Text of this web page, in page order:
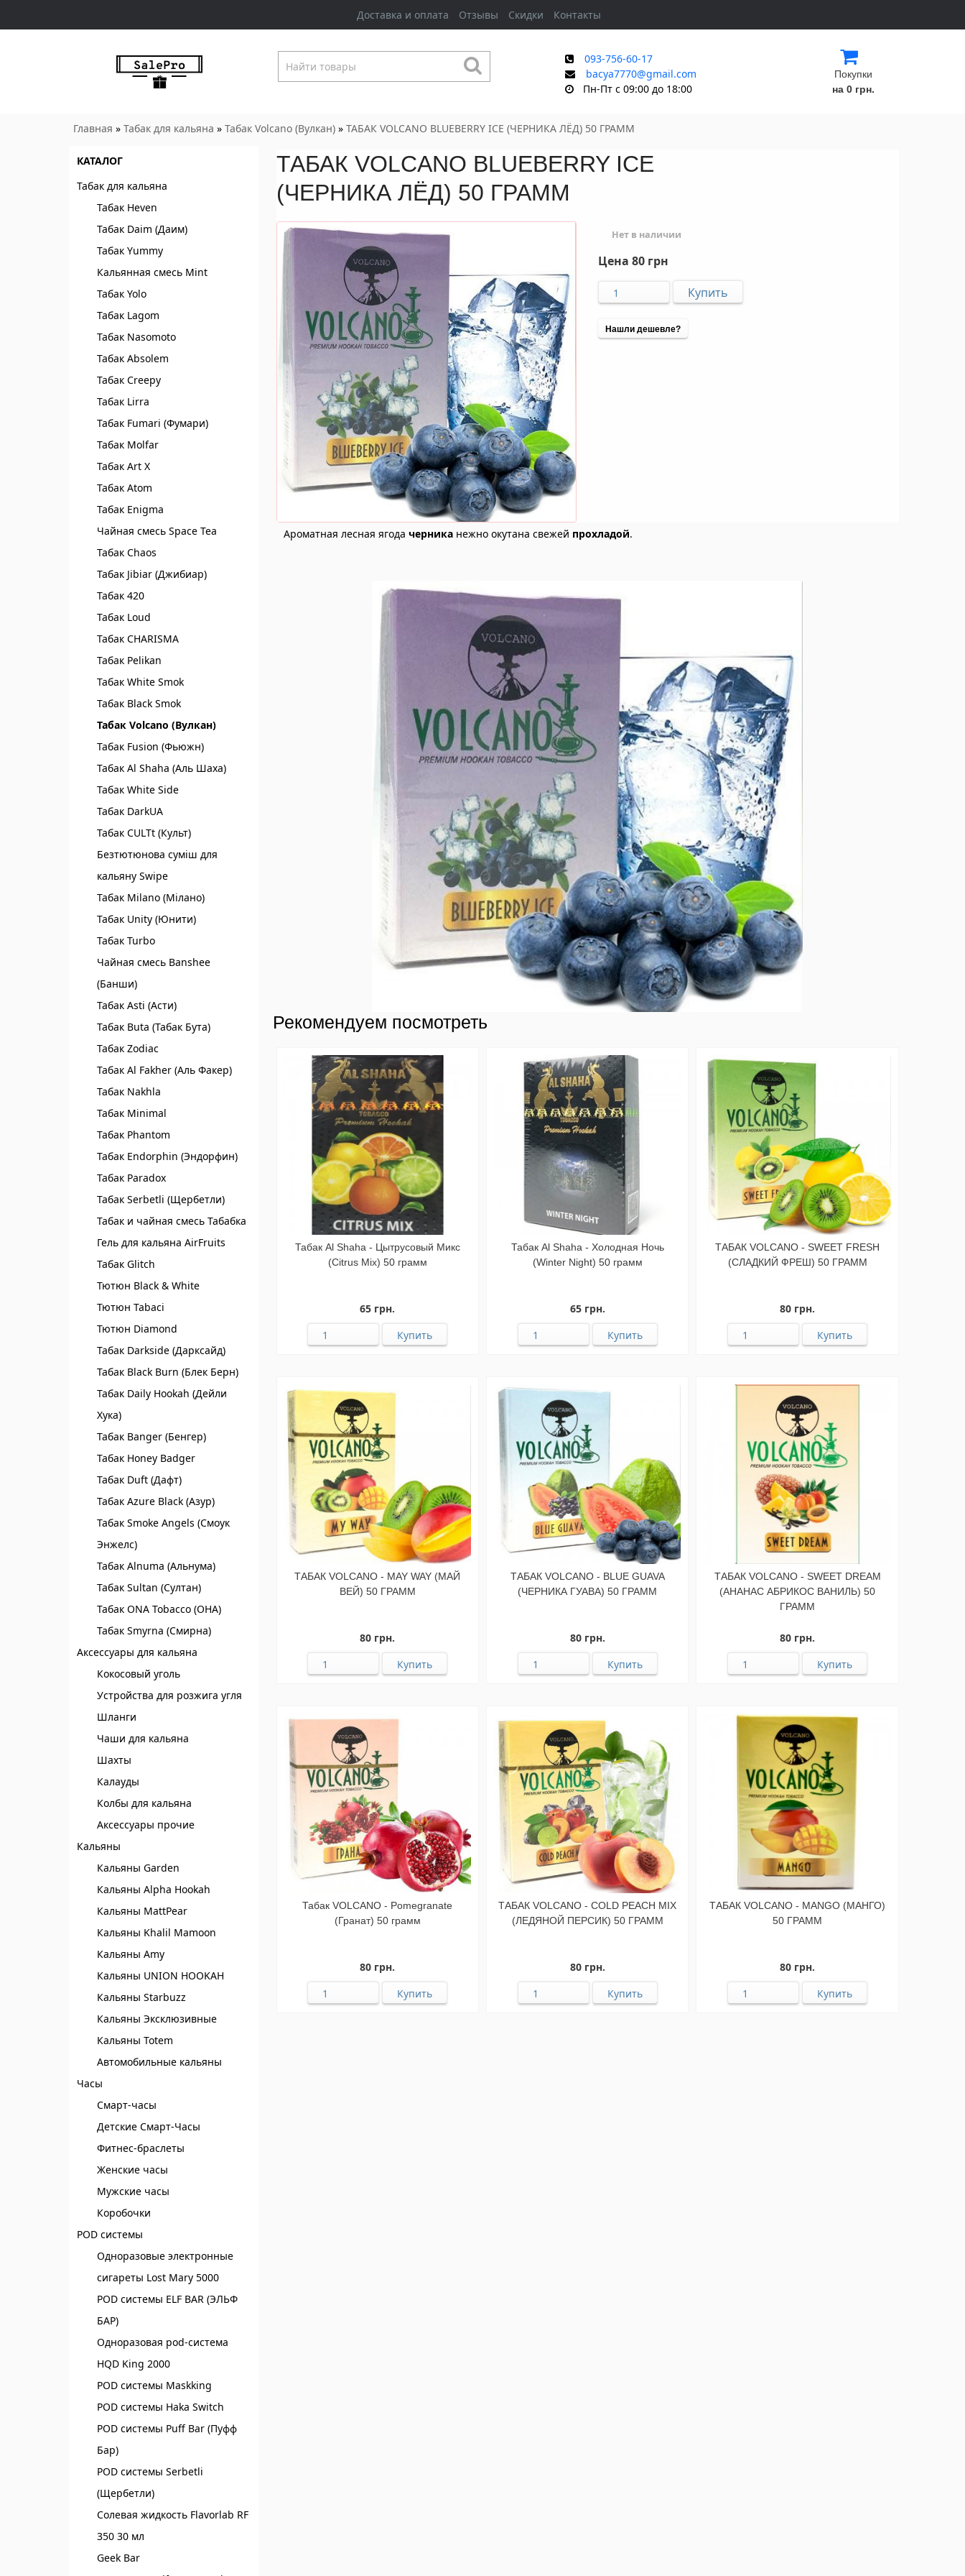
Доставка и оплата Отзывы Скидки Контакты
093-756-60-17
bacya7770@gmail.com
Пн-Пт с 09:00 до 18:00
Покупки
на 0 грн.
Главная » Табак для кальяна » Табак Volcano (Вулкан) » ТАБАК VOLCANO BLUEBERRY ICE (ЧЕРНИКА ЛЁД) 50 ГРАММ
КАТАЛОГ
Табак для кальяна
Табак Heven
Табак Daim (Даим)
Табак Yummy
Кальянная смесь Mint
Табак Yolo
Табак Lagom
Табак Nasomoto
Табак Absolem
Табак Creepy
Табак Lirra
Табак Fumari (Фумари)
Табак Molfar
Табак Art X
Табак Atom
Табак Enigma
Чайная смесь Spaсe Tea
Табак Chaos
Табак Jibiar (Джибиар)
Табак 420
Табак Loud
Табак CHARISMA
Табак Pelikan
Табак White Smok
Табак Black Smok
Табак Volcano (Вулкан)
Табак Fusion (Фьюжн)
Табак Al Shaha (Аль Шаха)
Табак White Side
Табак DarkUA
Табак CULTt (Культ)
Безтютюнова суміш для
кальяну Swipe
Табак Milano (Мілано)
Табак Unity (Юнити)
Табак Turbo
Чайная смесь Banshee
(Банши)
Табак Asti (Асти)
Табак Buta (Табак Бута)
Табак Zodiac
Табак Al Fakher (Аль Факер)
Табак Nakhla
Табак Minimal
Табак Phantom
Табак Endorphin (Эндорфин)
Табак Paradox
Табак Serbetli (Щербетли)
Табак и чайная смесь Табабка
Гель для кальяна AirFruits
Табак Glitch
Тютюн Black & White
Тютюн Tabaci
Тютюн Diamond
Табак Darkside (Дарксайд)
Табак Black Burn (Блек Берн)
Табак Daily Hookah (Дейли
Хука)
Табак Banger (Бенгер)
Табак Honey Badger
Табак Duft (Дафт)
Табак Azure Black (Азур)
Табак Smoke Angels (Смоук
Энжелс)
Табак Alnuma (Альнума)
Табак Sultan (Султан)
Табак ONA Tobacco (ОНА)
Табак Smyrna (Смирна)
Аксессуары для кальяна
Кокосовый уголь
Устройства для розжига угля
Шланги
Чаши для кальяна
Шахты
Калауды
Колбы для кальяна
Аксессуары прочие
Кальяны
Кальяны Garden
Кальяны Alpha Hookah
Кальяны MattPear
Кальяны Khalil Mamoon
Кальяны Amy
Кальяны UNION HOOKAH
Кальяны Starbuzz
Кальяны Эксклюзивные
Кальяны Totem
Автомобильные кальяны
Часы
Смарт-часы
Детские Смарт-Часы
Фитнес-браслеты
Женские часы
Мужские часы
Коробочки
POD системы
Одноразовые электронные
сигареты Lost Mary 5000
POD системы ELF BAR (ЭЛЬФ
БАР)‌
Одноразовая pod-система
HQD King 2000
POD системы Maskking
POD системы Haka Switch
POD системы Puff Bar (Пуфф
Бар)
POD системы Serbetli
(Щербетли)
Солевая жидкость Flavorlab RF
350 30 мл
Geek Bar
ТАБАК VOLCANO BLUEBERRY ICE
(ЧЕРНИКА ЛЁД) 50 ГРАММ
Нет в наличии
Цена 80 грн
Нашли дешевле?
Ароматная лесная ягода черниканежно окутана свежей прохладой.
Рекомендуем посмотреть
Табак Al Shaha - Цытрусовый Микс
(Citrus Mix) 50 грамм
65 грн.
Табак Al Shaha - Холодная Ночь
(Winter Night) 50 грамм
65 грн.
ТАБАК VOLCANO - SWEET FRESH
(СЛАДКИЙ ФРЕШ) 50 ГРАММ
80 грн.
ТАБАК VOLCANO - MAY WAY (МАЙ
ВЕЙ) 50 ГРАММ
80 грн.
ТАБАК VOLCANO - BLUE GUAVA
(ЧЕРНИКА ГУАВА) 50 ГРАММ
80 грн.
ТАБАК VOLCANO - SWEET DREAM
(АНАНАС АБРИКОС ВАНИЛЬ) 50
ГРАММ
80 грн.
Табак VOLCANO - Pomegranate
(Гранат) 50 грамм
80 грн.
ТАБАК VOLCANO - COLD PEACH MIX
(ЛЕДЯНОЙ ПЕРСИК) 50 ГРАММ
80 грн.
ТАБАК VOLCANO - MANGO (МАНГО)
50 ГРАММ
80 грн.